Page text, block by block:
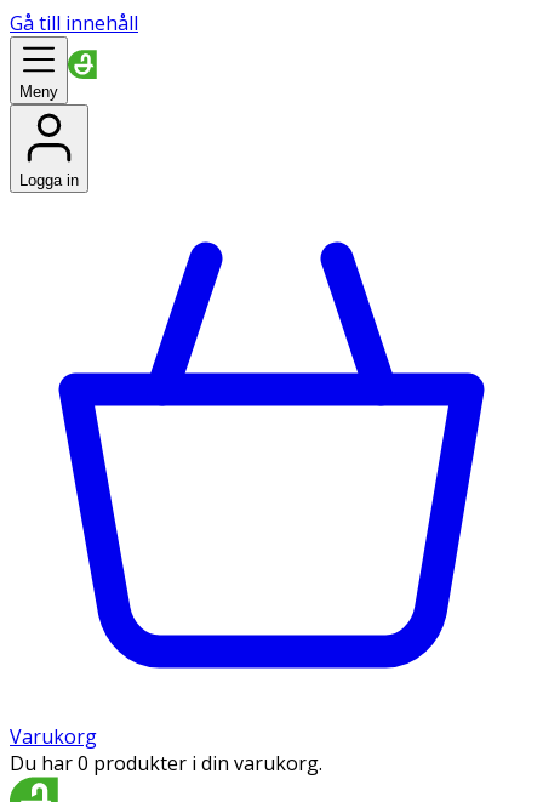
Gå till innehåll
Meny
Logga in
Varukorg
Du har 0 produkter i din varukorg.